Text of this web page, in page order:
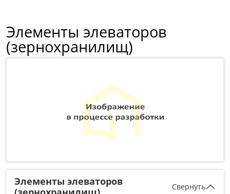
Элементы элеваторов
(зернохранилищ)
Элементы элеваторов
Свернуть